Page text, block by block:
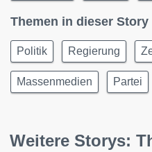
Themen in dieser Story
Politik Regierung
Massenmedien Partei
Weitere Storys: